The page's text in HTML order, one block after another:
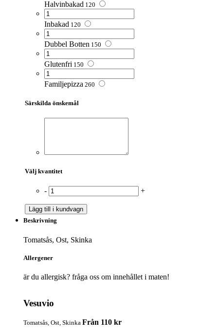
Halvinbakad 120
Inbakad 120
Dubbel Botten 150
Glutenfri 150
Familjepizza 260
Särskilda önskemål
Välj kvantitet
- +
Lägg till i kundvagn
Beskrivning
Tomatsås, Ost, Skinka
Allergener
är du allergisk? fråga oss om innehållet i maten!
Vesuvio
Tomatsås, Ost, Skinka Från 110 kr